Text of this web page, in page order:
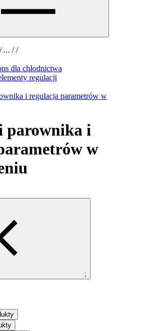
/... / /
dla chłodnictwa
regulacji
i regulacja parametrów w
parownika i
w
;